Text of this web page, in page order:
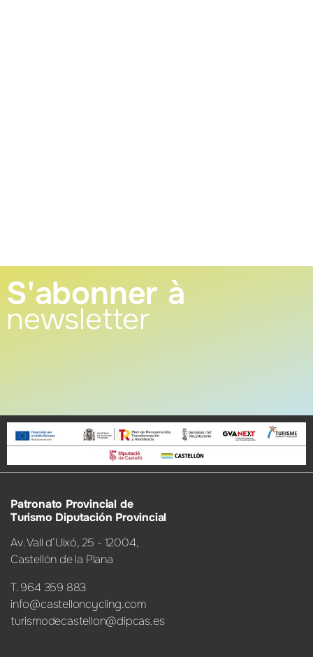
S'abonner à
newsletter
Patronato Provincial de
Turismo Diputación Provincial
Av. Vall d’Uixó, 25 - 12004,
Castellón de la Plana
T. 964 359 883
info@castelloncycling.com
turismodecastellon@dipcas.es